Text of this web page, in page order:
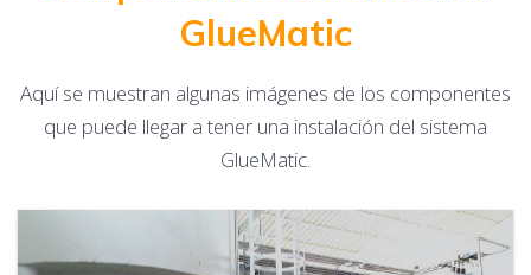
GlueMatic
Aquí se muestran algunas imágenes de los componentes
que puede llegar a tener una instalación del sistema
GlueMatic.